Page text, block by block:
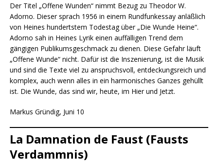
Der Titel „Offene Wunden“ nimmt Bezug zu Theodor W.
Adorno. Dieser sprach 1956 in einem Rundfunkessay anläßlich
von Heines hundertstem Todestag über „Die Wunde Heine“.
Adorno sah in Heines Lyrik einen auffälligen Trend dem
gängigen Publikumsgeschmack zu dienen. Diese Gefahr läuft
„Offene Wunde“ nicht. Dafür ist die Inszenierung, ist die Musik
und sind die Texte viel zu anspruchsvoll, entdeckungsreich und
komplex, auch wenn alles in ein harmonisches Ganzes gehüllt
ist. Die Wunde, das sind wir, heute, im Hier und Jetzt.
Markus Gründig, Juni 10
La Damnation de Faust (Fausts
Verdammnis)